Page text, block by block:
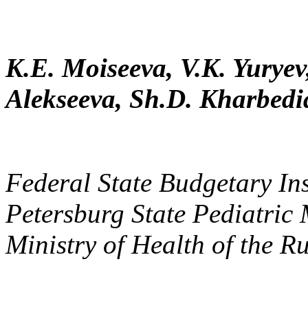
K.E. Moiseeva, V.K.
Alekseeva, Sh.D.
Federal State Budgetary
Petersburg State
Ministry of Health of the